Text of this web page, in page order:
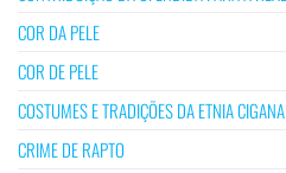
COR DA PELE
COR DE PELE
COSTUMES E TRADIÇÕES DA ETNIA CIGANA
CRIME DE RAPTO